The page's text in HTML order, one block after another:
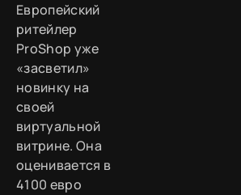
Европейский
ритейлер
ProShop уже
«засветил»
новинку на
своей
виртуальной
витрине. Она
оценивается в
4100 евро